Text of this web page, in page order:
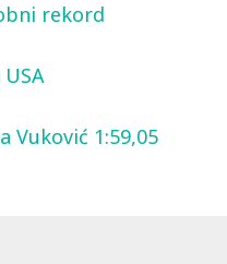
rekord
Vuković 1:59,05